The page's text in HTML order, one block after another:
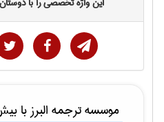
موسسه ترجمه البرز با